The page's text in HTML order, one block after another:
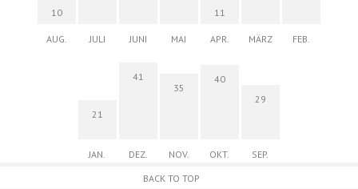
10
AUG. JULI JUNI MAI
11
APR. MÄRZ FEB.
21
JAN.
41
DEZ.
35
NOV.
40
OKT.
29
SEP.
BACK TO TOP